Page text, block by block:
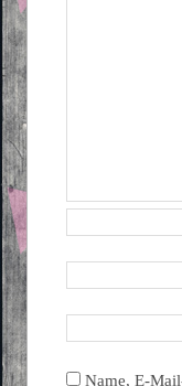
Name, E-